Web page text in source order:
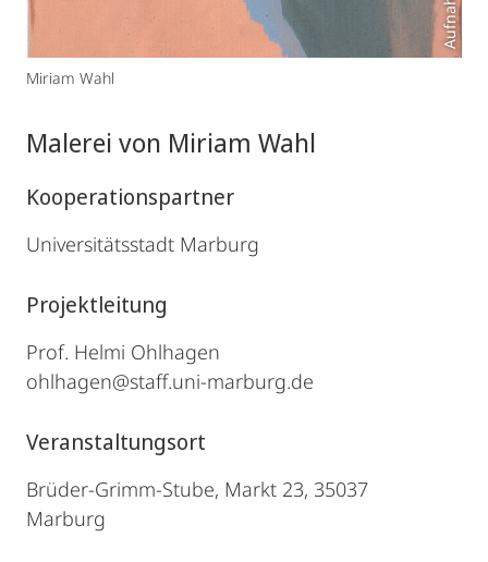
Miriam Wahl
Malerei von Miriam Wahl
Kooperationspartner
Universitätsstadt Marburg
Projektleitung
Prof. Helmi Ohlhagen
ohlhagen@staff.uni-marburg.de
Veranstaltungsort
Brüder-Grimm-Stube, Markt 23, 35037
Marburg